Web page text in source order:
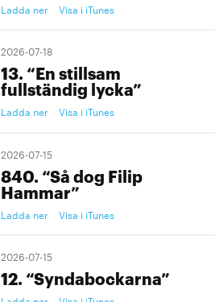
Ladda ner Visa i iTunes
2026-07-18
13. “En stillsam
fullständig lycka”
Ladda ner Visa i iTunes
2026-07-15
840. “Så dog Filip
Hammar”
Ladda ner Visa i iTunes
2026-07-15
12. “Syndabockarna”